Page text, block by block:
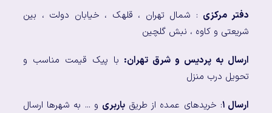
دفتر مرکزی : شمال تهران ، قلهک ، خیابان دولت ، بین
شریعتی و کاوه ، نبش گلچین
ارسال به پردیس و شرق تهران: با پیک قیمت مناسب و
تحویل درب منزل
ارسال ۱ : خریدهای عمده از طریقباربری و ... به شهرها ارسال